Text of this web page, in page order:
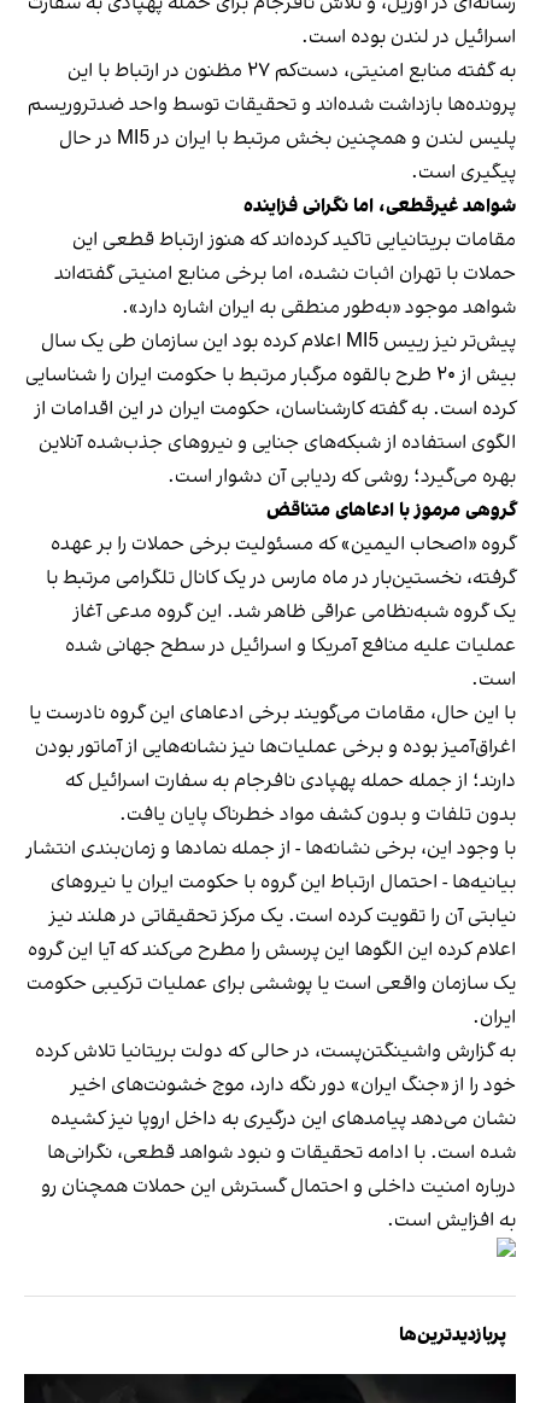
اسرائیل در لندن بوده است.
به گفته منابع امنیتی، دست‌کم ۲۷ مظنون در ارتباط با این
پرونده‌ها بازداشت شده‌اند و تحقیقات توسط واحد ضدتروریسم
پلیس لندن و همچنین بخش مرتبط با ایران در MI5 در حال
پیگیری است.
شواهد غیرقطعی، اما نگرانی فزاینده
مقامات بریتانیایی تاکید کرده‌اند که هنوز ارتباط قطعی این
حملات با تهران اثبات نشده، اما برخی منابع امنیتی گفته‌اند
شواهد موجود «به‌طور منطقی به ایران اشاره دارد».
پیش‌تر نیز رییس MI5 اعلام کرده بود این سازمان طی یک سال
بیش از ۲۰ طرح بالقوه مرگبار مرتبط با حکومت ایران را شناسایی
کرده است. به گفته کارشناسان، حکومت ایران در این اقدامات از
الگوی استفاده از شبکه‌های جنایی و نیروهای جذب‌شده آنلاین
بهره می‌گیرد؛ روشی که ردیابی آن دشوار است.
گروهی مرموز با ادعاهای متناقض
گروه «اصحاب الیمین» که مسئولیت برخی حملات را بر عهده
گرفته، نخستین‌بار در ماه مارس در یک کانال تلگرامی مرتبط با
یک گروه شبه‌نظامی عراقی ظاهر شد. این گروه مدعی آغاز
عملیات علیه منافع آمریکا و اسرائیل در سطح جهانی شده
است.
با این حال، مقامات می‌گویند برخی ادعاهای این گروه نادرست یا
اغراق‌آمیز بوده و برخی عملیات‌ها نیز نشانه‌هایی از آماتور بودن
دارند؛ از جمله حمله پهپادی نافرجام به سفارت اسرائیل که
بدون تلفات و بدون کشف مواد خطرناک پایان یافت.
با وجود این، برخی نشانه‌ها - از جمله نمادها و زمان‌بندی انتشار
بیانیه‌ها - احتمال ارتباط این گروه با حکومت ایران یا نیروهای
نیابتی آن را تقویت کرده است. یک مرکز تحقیقاتی در هلند نیز
اعلام کرده این الگوها این پرسش را مطرح می‌کند که آیا این گروه
یک سازمان واقعی است یا پوششی برای عملیات ترکیبی حکومت
ایران.
به گزارش واشینگتن‌پست، در حالی که دولت بریتانیا تلاش کرده
خود را از «جنگ ایران» دور نگه دارد، موج خشونت‌های اخیر
نشان می‌دهد پیامدهای این درگیری به داخل اروپا نیز کشیده
شده است. با ادامه تحقیقات و نبود شواهد قطعی، نگرانی‌ها
درباره امنیت داخلی و احتمال گسترش این حملات همچنان رو
به افزایش است.
پربازدیدترین‌ها